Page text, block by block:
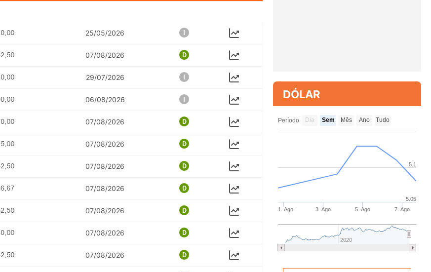
25/05/2026
07/08/2026
29/07/2026
06/08/2026
07/08/2026
07/08/2026
07/08/2026
07/08/2026
07/08/2026
07/08/2026
07/08/2026
DÓLAR
Período Dia Sem Mês Ano Tudo
1. Ago 3. Ago 5. Ago 7. Ago
2020
5.05
5.1